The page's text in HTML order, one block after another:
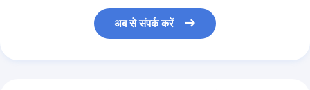
अब से संपर्क करें